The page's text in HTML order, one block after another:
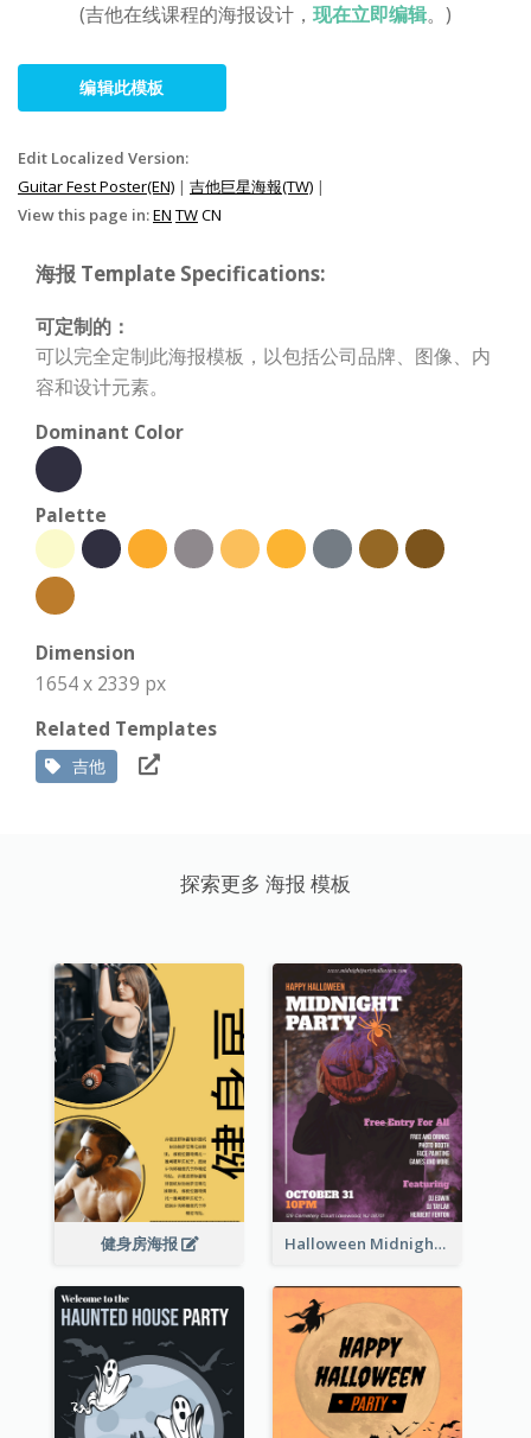
(吉他在线课程的海报设计， 现在立即编辑。)
编辑此模板
Edit Localized Version:
Guitar Fest Poster(EN) | 吉他巨星海報(TW) |
View this page in:EN TWCN
海报 Template Specifications:
可定制的：
可以完全定制此海报模板，以包括公司品牌、图像、内
容和设计元素。
Dominant Color
Palette
Dimension
1654 x 2339 px
Related Templates
吉他
探索更多 海报 模板
健身房海报 Halloween Midnight Party Poster